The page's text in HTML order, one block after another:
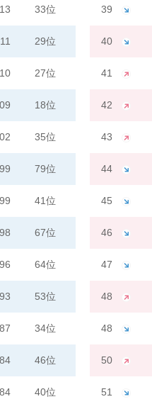
33位
29位
27位
18位
35位
79位
41位
67位
64位
53位
34位
46位
40位
39
40
41
42
43
44
45
46
47
48
48
50
51